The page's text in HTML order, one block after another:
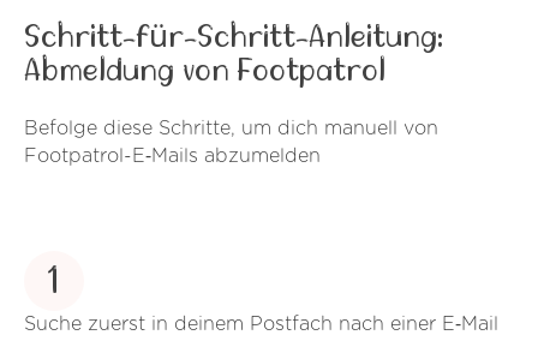
Schritt-für-Schritt-Anleitung:
Abmeldung von Footpatrol
Befolge diese Schritte, um dich manuell von
Footpatrol-E‑Mails abzumelden
1
Suche zuerst in deinem Postfach nach einer E‑Mail